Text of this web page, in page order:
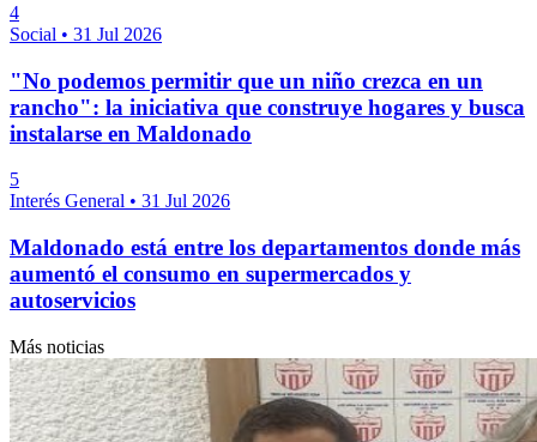
4
Social • 31 Jul 2026
"No podemos permitir que un niño crezca en un
rancho": la iniciativa que construye hogares y busca
instalarse en Maldonado
5
Interés General • 31 Jul 2026
Maldonado está entre los departamentos donde más
aumentó el consumo en supermercados y
autoservicios
Más noticias